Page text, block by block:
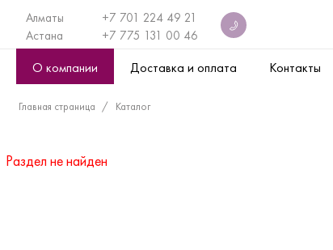
Алматы
+7 701 224 49 21
Астана
+7 775 131 00 46
О компании Доставка и оплата Контакты
Главная страница Каталог
Раздел не найден